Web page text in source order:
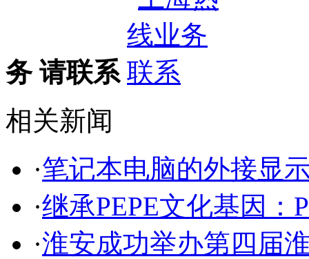
务 请联系
相关新闻
·笔记本电脑的外接显
·继承PEPE文化基因
·淮安成功举办第四届